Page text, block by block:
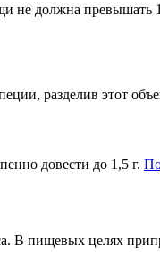
не должна превышать
разделив этот
довести до 1,5 г.
В пищевых целях